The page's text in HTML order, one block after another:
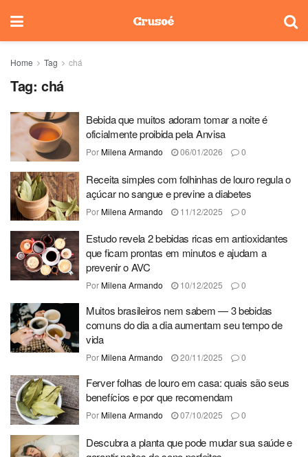
Home Tag chá
Tag: chá
Bebida que muitos adoram tomar a noite é
oficialmente proibida pela Anvisa
PorMilena Armando 06/01/2026 0
Receita simples com folhinhas de louro regula o
açúcar no sangue e previne a diabetes
PorMilena Armando 11/12/2025 0
Estudo revela 2 bebidas ricas em antioxidantes
que ficam prontas em minutos e ajudam a
prevenir o AVC
PorMilena Armando 10/12/2025 0
Muitos brasileiros nem sabem — 3 bebidas
comuns do dia a dia aumentam seu tempo de
vida
PorMilena Armando 20/11/2025 0
Ferver folhas de louro em casa: quais são seus
benefícios e por que recomendam
PorMilena Armando 07/10/2025 0
Descubra a planta que pode mudar sua saúde e